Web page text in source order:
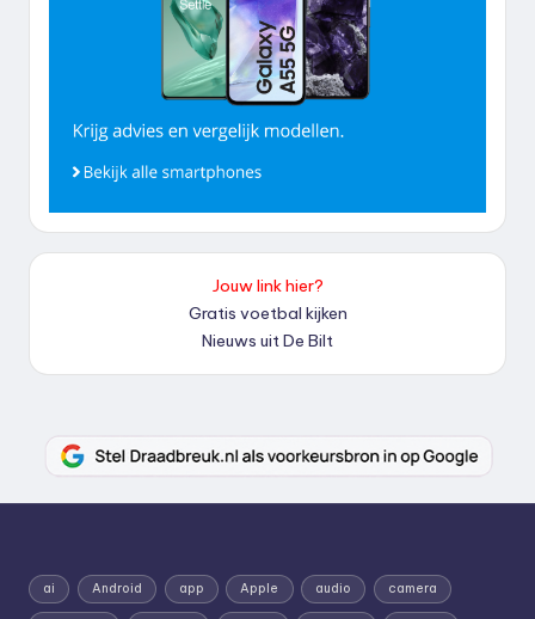
Jouw link hier?
Gratis voetbal kijken
Nieuws uit De Bilt
ai Android app Apple audio camera